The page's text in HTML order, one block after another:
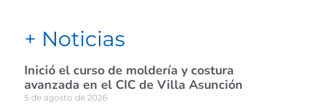
+ Noticias
Inició el curso de moldería y costura
avanzada en el CIC de Villa Asunción
5 de agosto de 2026